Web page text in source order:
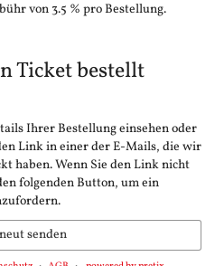
von 3.5 % pro Bestellung.
Ticket bestellt
Ihrer Bestellung einsehen oder
Link in einer der E-Mails, die wir
haben. Wenn Sie den Link nicht
folgenden Button, um ein
senden